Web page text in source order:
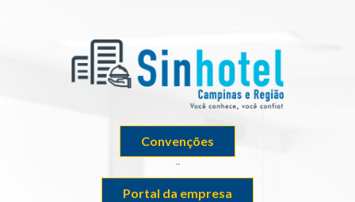
Convenções
¨
Portal da empresa